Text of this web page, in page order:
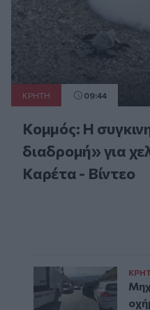
ΚΡΗΤΗ 09:44
Κομμός: Η
διαδρομή» για
Καρέτα - Βίντεο